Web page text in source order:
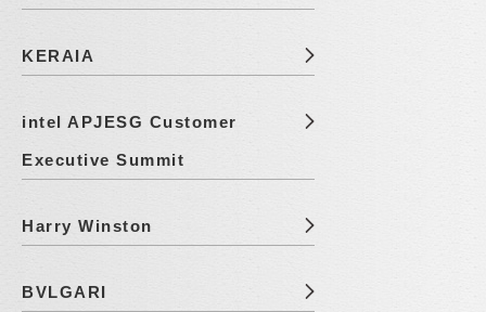
KERAIA
intel APJESG Customer
Executive Summit
Harry Winston
BVLGARI